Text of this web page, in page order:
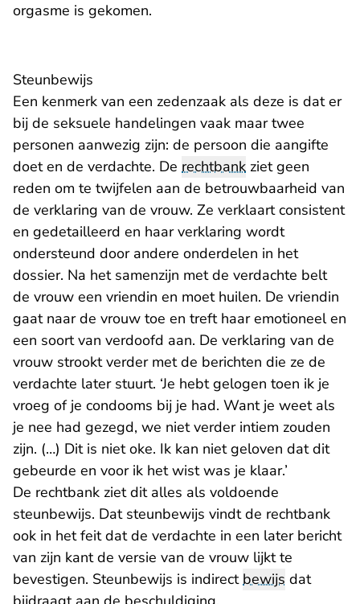
orgasme is gekomen.
Steunbewijs
Een kenmerk van een zedenzaak als deze is dat er
bij de seksuele handelingen vaak maar twee
personen aanwezig zijn: de persoon die aangifte
doet en de verdachte. De rechtbank ziet geen
reden om te twijfelen aan de betrouwbaarheid van
de verklaring van de vrouw. Ze verklaart consistent
en gedetailleerd en haar verklaring wordt
ondersteund door andere onderdelen in het
dossier. Na het samenzijn met de verdachte belt
de vrouw een vriendin en moet huilen. De vriendin
gaat naar de vrouw toe en treft haar emotioneel en
een soort van verdoofd aan. De verklaring van de
vrouw strookt verder met de berichten die ze de
verdachte later stuurt. ‘Je hebt gelogen toen ik je
vroeg of je condooms bij je had. Want je weet als
je nee had gezegd, we niet verder intiem zouden
zijn. (…) Dit is niet oke. Ik kan niet geloven dat dit
gebeurde en voor ik het wist was je klaar.’
De rechtbank ziet dit alles als voldoende
steunbewijs. Dat steunbewijs vindt de rechtbank
ook in het feit dat de verdachte in een later bericht
van zijn kant de versie van de vrouw lijkt te
bevestigen. Steunbewijs is indirectbewijs dat